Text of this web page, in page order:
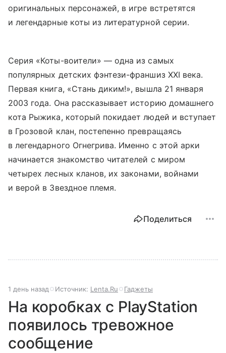
оригинальных персонажей, в игре встретятся
и легендарные коты из литературной серии.
Серия «Коты-воители» — одна из самых
популярных детских фэнтези-франшиз XXI века.
Первая книга, «Стань диким!», вышла 21 января
2003 года. Она рассказывает историю домашнего
кота Рыжика, который покидает людей и вступает
в Грозовой клан, постепенно превращаясь
в легендарного Огнегрива. Именно с этой арки
начинается знакомство читателей с миром
четырех лесных кланов, их законами, войнами
и верой в Звездное племя.
Поделиться
1 день назад Источник: Lenta.Ru Гаджеты
На коробках с PlayStation
появилось тревожное
сообщение